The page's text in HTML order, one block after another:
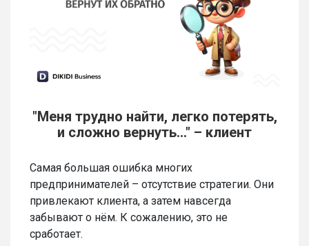
"Меня трудно найти, легко потерять,
и сложно вернуть…" – клиент
Самая большая ошибка многих
предпринимателей – отсутствие стратегии. Они
привлекают клиента, а затем навсегда
забывают о нём. К сожалению, это не
сработает.